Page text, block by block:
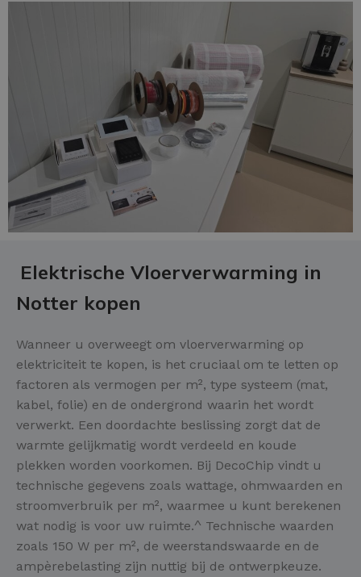
Elektrische Vloerverwarming in
Notter kopen
Wanneer u overweegt om vloerverwarming op
elektriciteit te kopen, is het cruciaal om te letten op
factoren als vermogen per m², type systeem (mat,
kabel, folie) en de ondergrond waarin het wordt
verwerkt. Een doordachte beslissing zorgt dat de
warmte gelijkmatig wordt verdeeld en koude
plekken worden voorkomen. Bij DecoChip vindt u
technische gegevens zoals wattage, ohmwaarden en
stroomverbruik per m², waarmee u kunt berekenen
wat nodig is voor uw ruimte.^ Technische waarden
zoals 150 W per m², de weerstandswaarde en de
ampèrebelasting zijn nuttig bij de ontwerpkeuze.